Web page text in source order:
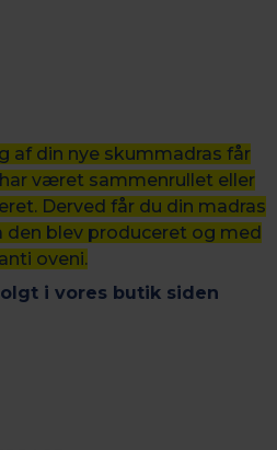
af din nye skummadras får
været sammenrullet eller
Derved får du din madras
blev produceret og med
oveni.
i vores butik siden